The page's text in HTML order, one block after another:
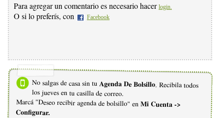
Para agregar un comentario es necesario hacer login.
O si lo preferís, con Facebook
No salgas de casa sin tu Agenda De Bolsillo. Recibila todos
los jueves en tu casilla de correo.
Marcá "Deseo recibir agenda de bolsillo" en Mi Cuenta ->
Configurar.